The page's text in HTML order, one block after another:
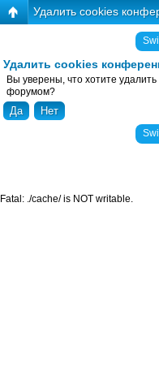
Удалить cookies
Удалить cookies
Вы уверены, что хотите
форумом?
Fatal: ./cache/ is NOT writable.